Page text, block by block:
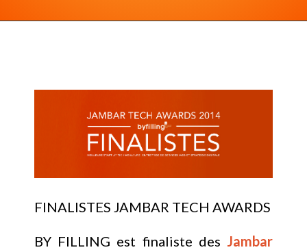
FINALISTES JAMBAR TECH AWARDS
BY FILLING est finaliste des Jambar